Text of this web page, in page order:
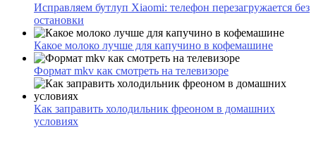
Исправляем бутлуп Xiaomi: телефон перезагружается без
остановки
Какое молоко лучше для капучино в кофемашине
Формат mkv как смотреть на телевизоре
Как заправить холодильник фреоном в домашних
условиях